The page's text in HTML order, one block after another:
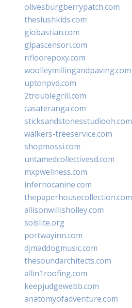
olivesburgberrypatch.com
theslushkids.com
giobastian.com
glpascensori.com
rifloorepoxy.com
woolleymillingandpaving.com
uptonpvd.com
2troublegrill.com
casateranga.com
sticksandstonesstudiooh.com
walkers-treeservice.com
shopmossi.com
untamedcollectivesd.com
mxpwellness.com
infernocanine.com
thepaperhousecollection.com
allisonwillisholley.com
solslite.org
portwayinn.com
djmaddogmusic.com
thesoundarchitects.com
allin1roofing.com
keepjudgewebb.com
anatomyofadventure.com